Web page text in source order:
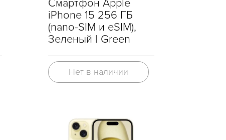
Смартфон Apple
iPhone 15 256 ГБ
(nano-SIM и eSIM),
Зеленый | Green
Нет в наличии